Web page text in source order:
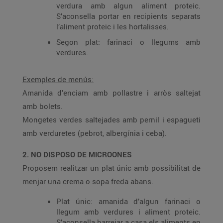
verdura amb algun aliment proteic.
S’aconsella portar en recipients separats
l’aliment proteic i les hortalisses.
Segon plat: farinaci o llegums amb
verdures.
Exemples de menús:
Amanida d’enciam amb pollastre i arròs saltejat
amb bolets.
Mongetes verdes saltejades amb pernil i espagueti
amb verduretes (pebrot, albergínia i ceba).
2. NO DISPOSO DE MICROONES
Proposem realitzar un plat únic amb possibilitat de
menjar una crema o sopa freda abans.
Plat únic: amanida d’algun farinaci o
llegum amb verdures i aliment proteic.